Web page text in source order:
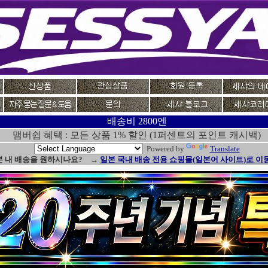
배송비 2800엔
맴버쉽 혜택 : 모든 상품 1% 할인 (1퍼센트의 포인트 캐시백)
Powered by
Translate
내 배송을 원하시나요? → 일본 국내 배송 전용 쇼핑몰(일본어 사이트)로 이